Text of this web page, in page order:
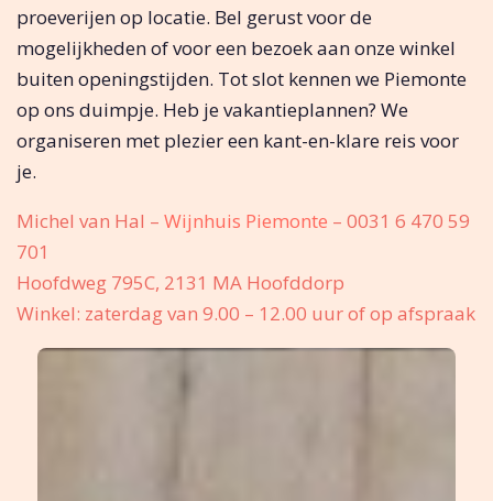
proeverijen op locatie. Bel gerust voor de
mogelijkheden of voor een bezoek aan onze winkel
buiten openingstijden. Tot slot kennen we Piemonte
op ons duimpje. Heb je vakantieplannen? We
organiseren met plezier een kant-en-klare reis voor
je.
Michel van Hal – Wijnhuis Piemonte – 0031 6 470 59
701
Hoofdweg 795C, 2131 MA Hoofddorp
Winkel: zaterdag van 9.00 – 12.00 uur of op afspraak